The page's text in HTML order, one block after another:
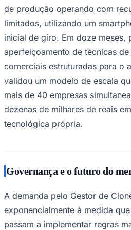
Flamengo
de produção operando com
limitados, utilizando um
inicial de giro. Em doze meses,
aperfeiçoamento de técnicas
comerciais estruturadas para o
validou um modelo de escala
mais de 40 empresas
dezenas de milhares de reais
tecnológica própria.
Governança e o futuro do
A demanda pelo Gestor de
exponencialmente à medida
passam a implementar regras